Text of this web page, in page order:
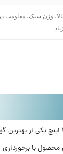
وزن سبک، مقاومت
شیلنگ آب خانگی نخدار 1/2 اینچ
با برخورداری